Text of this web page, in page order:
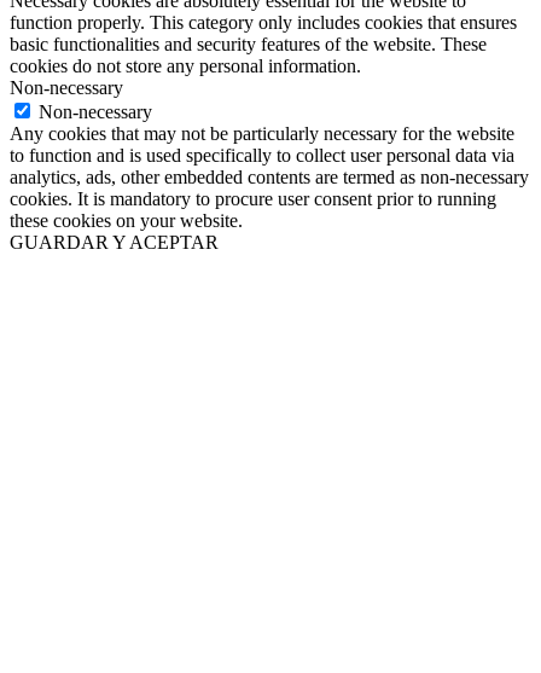
function properly. This category only includes cookies that ensures
basic functionalities and security features of the website. These
cookies do not store any personal information.
Non-necessary
Non-necessary
Any cookies that may not be particularly necessary for the website
to function and is used specifically to collect user personal data via
analytics, ads, other embedded contents are termed as non-necessary
cookies. It is mandatory to procure user consent prior to running
these cookies on your website.
GUARDAR Y ACEPTAR